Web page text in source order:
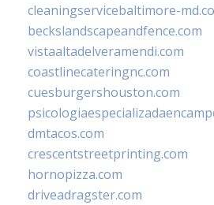
cleaningservicebaltimore-
beckslandscapeandfence.com
vistaaltadelveramendi.com
coastlinecateringnc.com
cuesburgershouston.com
dmtacos.com
crescentstreetprinting.com
hornopizza.com
driveadragster.com